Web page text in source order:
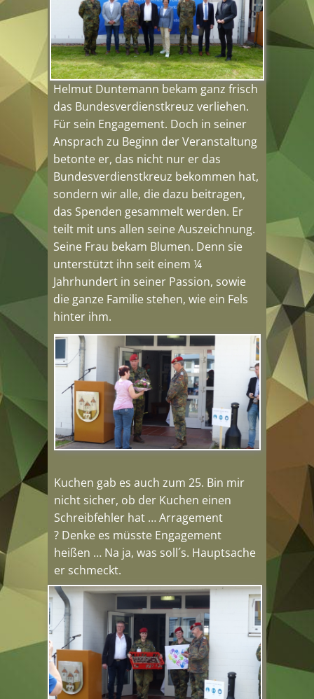
Helmut Duntemann bekam ganz frisch
das Bundesverdienstkreuz verliehen.
Für sein Engagement. Doch in seiner
Ansprach zu Beginn der Veranstaltung
betonte er, das nicht nur er das
Bundesverdienstkreuz bekommen hat,
sondern wir alle, die dazu beitragen,
das Spenden gesammelt werden. Er
teilt mit uns allen seine Auszeichnung.
Seine Frau bekam Blumen. Denn sie
unterstützt ihn seit einem ¼
Jahrhundert in seiner Passion, sowie
die ganze Familie stehen, wie ein Fels
hinter ihm.
Kuchen gab es auch zum 25. Bin mir
nicht sicher, ob der Kuchen einen
Schreibfehler hat … Arragement
? Denke es müsste Engagement
heißen … Na ja, was soll´s. Hauptsache
er schmeckt.